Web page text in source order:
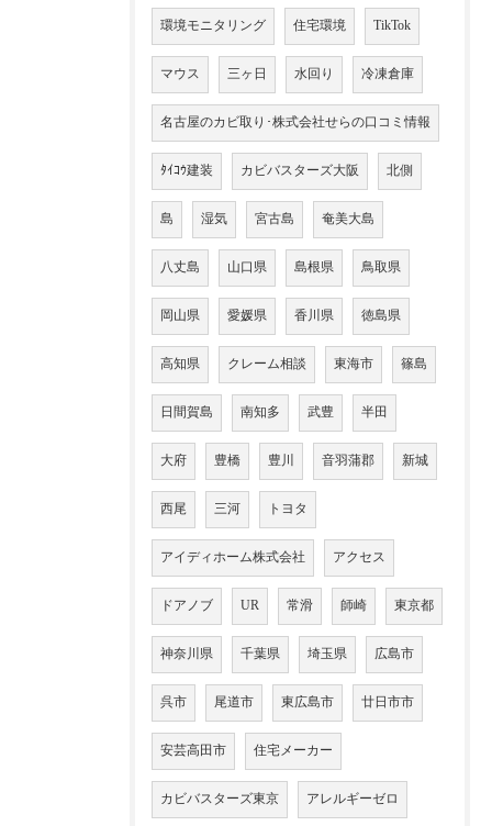
環境モニタリング 住宅環境 TikTok
マウス 三ヶ日 水回り 冷凍倉庫
名古屋のカビ取り･株式会社せらの口コミ情報
ﾀｲｺｳ建装 カビバスターズ大阪 北側
島 湿気 宮古島 奄美大島
八丈島 山口県 島根県 鳥取県
岡山県 愛媛県 香川県 徳島県
高知県 クレーム相談 東海市 篠島
日間賀島 南知多 武豊 半田
大府 豊橋 豊川 音羽蒲郡 新城
西尾 三河 トヨタ
アイディホーム株式会社 アクセス
ドアノブ UR 常滑 師崎 東京都
神奈川県 千葉県 埼玉県 広島市
呉市 尾道市 東広島市 廿日市市
安芸高田市 住宅メーカー
カビバスターズ東京 アレルギーゼロ